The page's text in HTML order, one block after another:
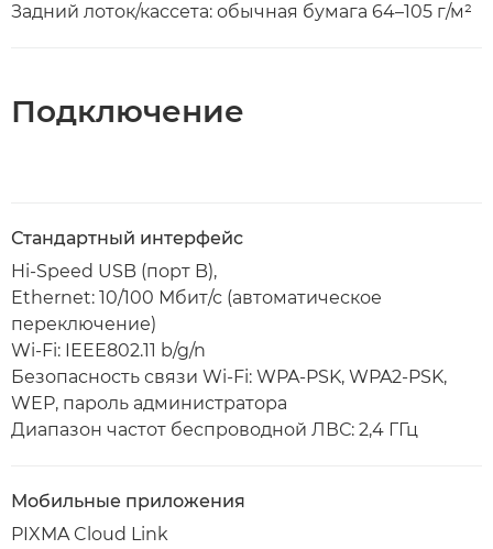
Задний лоток/кассета: обычная бумага 64–105 г/м²
Подключение
Стандартный интерфейс
Hi-Speed USB (порт B),
Ethernet: 10/100 Мбит/с (автоматическое
переключение)
Wi-Fi: IEEE802.11 b/g/n
Безопасность связи Wi-Fi: WPA-PSK, WPA2-PSK,
WEP, пароль администратора
Диапазон частот беспроводной ЛВС: 2,4 ГГц
Мобильные приложения
PIXMA Cloud Link